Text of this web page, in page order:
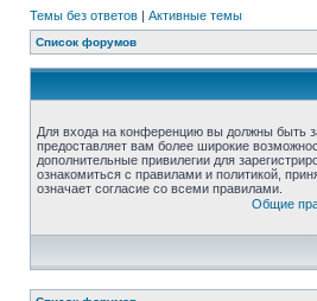
Темы без ответов | Активные темы
Список форумов
Для входа на конференцию вы должны быть
предоставляет вам более широкие
дополнительные привилегии для
ознакомиться с правилами и политикой,
означает согласие со всеми правилами.
Общие